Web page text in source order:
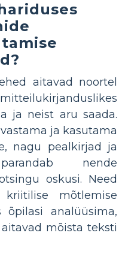
aitavad noortel
ja neist aru saada.
ja kasutama
nagu pealkirjad ja
nende
oskusi. Need
mõtlemise
õpilasi analüüsima,
mõista teksti